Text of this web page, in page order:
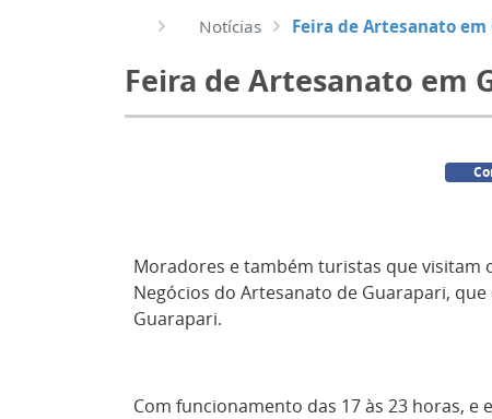
Notícias Feira de Artesanato
Feira de Artesanato em
Moradores e também turistas que visitam
Negócios do Artesanato de Guarapari,
Guarapari.
Com funcionamento das 17 às 23 horas,